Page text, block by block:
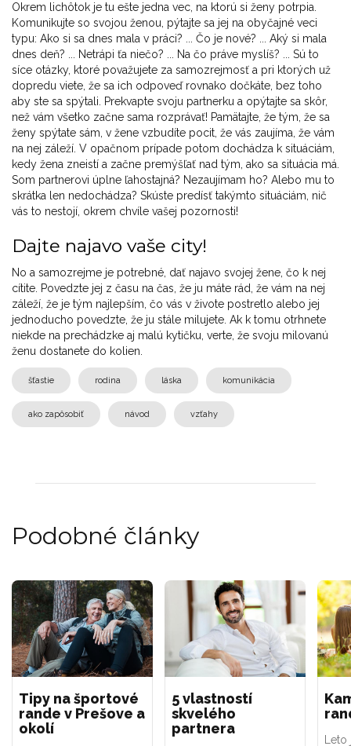
Okrem lichôtok je tu ešte jedna vec, na ktorú si ženy potrpia.
Komunikujte so svojou ženou, pýtajte sa jej na obyčajné veci
typu: Ako si sa dnes mala v práci? ... Čo je nové? ... Aký si mala
dnes deň? ... Netrápi ťa niečo? ... Na čo práve myslíš? ... Sú to
síce otázky, ktoré považujete za samozrejmosť a pri ktorých už
dopredu viete, že sa ich odpoveď rovnako dočkáte, bez toho
aby ste sa spýtali. Prekvapte svoju partnerku a opýtajte sa skôr,
než vám všetko začne sama rozprávať! Pamätajte, že tým, že sa
ženy spýtate sám, v žene vzbudíte pocit, že vás zaujíma, že vám
na nej záleží. V opačnom prípade potom dochádza k situáciám,
kedy žena zneistí a začne premýšľať nad tým, ako sa situácia má.
Som partnerovi úplne ľahostajná? Nezaujímam ho? Alebo mu to
skrátka len nedochádza? Skúste predísť takýmto situáciám, nič
vás to nestojí, okrem chvíle vašej pozornosti!
Dajte najavo vaše city!
No a samozrejme je potrebné, dať najavo svojej žene, čo k nej
cítite. Povedzte jej z času na čas, že ju máte rád, že vám na nej
záleží, že je tým najlepším, čo vás v živote postretlo alebo jej
jednoducho povedzte, že ju stále milujete. Ak k tomu otrhnete
niekde na prechádzke aj malú kytičku, verte, že svoju milovanú
ženu dostanete do kolien.
šťastie rodina láska komunikácia
ako zapôsobiť návod vzťahy
Podobné články
Tipy na športové
rande v Prešove a
okolí
5 vlastností
skvelého
partnera
Leto